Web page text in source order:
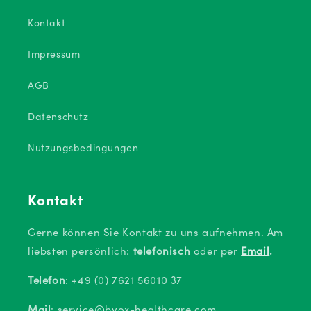
Kontakt
Impressum
AGB
Datenschutz
Nutzungsbedingungen
Kontakt
Gerne können Sie Kontakt zu uns aufnehmen. Am
liebsten persönlich: telefonisch oder per Email .
Telefon: +49 (0) 7621 56010 37